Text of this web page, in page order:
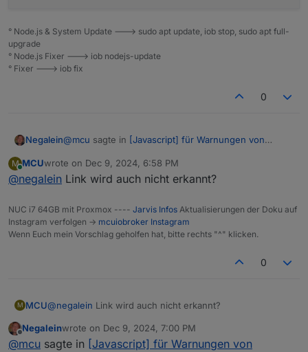
° Node.js & System Update ---> sudo apt update, iob stop, sudo apt full-
upgrade
° Node.js Fixer ---> iob nodejs-update
° Fixer ---> iob fix
0
Negalein@mcu sagte in [Javascript] für Warnungen von
Probiere es mal bitte.
Test kommt an.
Formatierung passt noch nicht ganz (das Fette)
wenn Bold nicht geht, auch egal
%2ALebensmittel-Warnung  (28.11.2024)%2A
M
Online
MCUwrote on Dec 9, 2024, 6:58 PM
last edited by
@negalein Link wird auch nicht erkannt?
NUC i7 64GB mit Proxmox ---- Jarvis Infos Aktualisierungen der Doku auf
Instagram verfolgen -> mcuiobroker Instagram
Wenn Euch mein Vorschlag geholfen hat, bitte rechts "^" klicken.
0
M MCU@negalein Link wird auch nicht erkannt?
Negaleinwrote on Dec 9, 2024, 7:00 PM
last edited by
@mcu sagte in [Javascript] für Warnungen von